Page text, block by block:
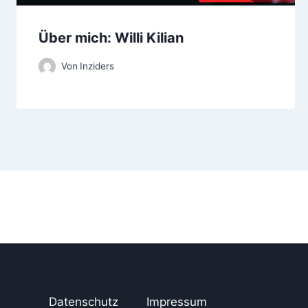
a
t
Über mich: Willi Kilian
Von Inziders
Datenschutz
Impressum